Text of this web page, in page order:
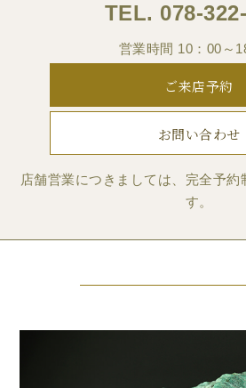
TEL. 078-
営業時間 10：00～
ご来店予約
お問い合わせ
店舗営業につきましては、完全予約
す。